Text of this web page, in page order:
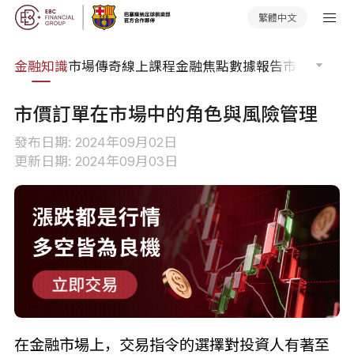
繁體中文
金融知識市場傳奇線上課程金融焦點數據報告市場分析
市價訂單在市場中的角色與風險管理
發布日期: 2024年09月02日
更新日期: 2024年09月03日
在金融市場上，交易指令的選擇對投資人有著至